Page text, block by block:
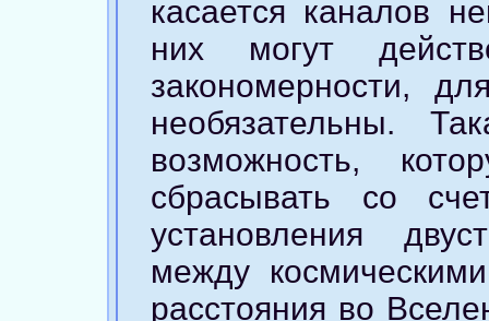
касается каналов
них могут
закономерности,
необязательны.
возможность,
сбрасывать со
установления
между
расстояния во